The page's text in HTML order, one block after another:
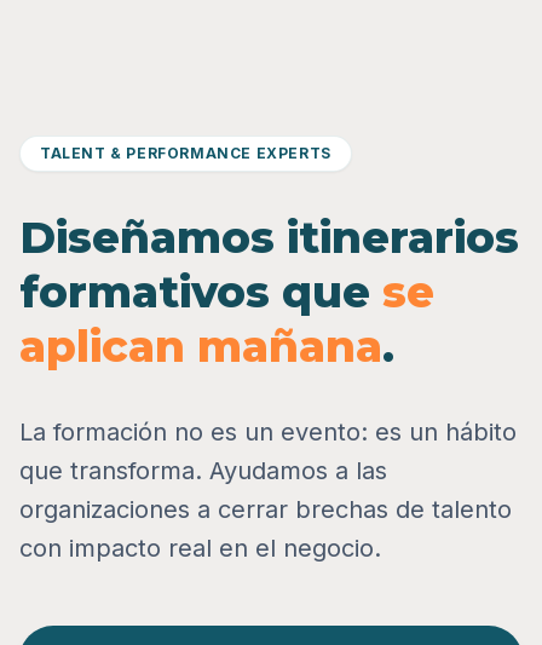
TALENT & PERFORMANCE EXPERTS
Diseñamos itinerarios
formativos que se
aplican mañana.
La formación no es un evento: es un hábito
que transforma. Ayudamos a las
organizaciones a cerrar brechas de talento
con impacto real en el negocio.